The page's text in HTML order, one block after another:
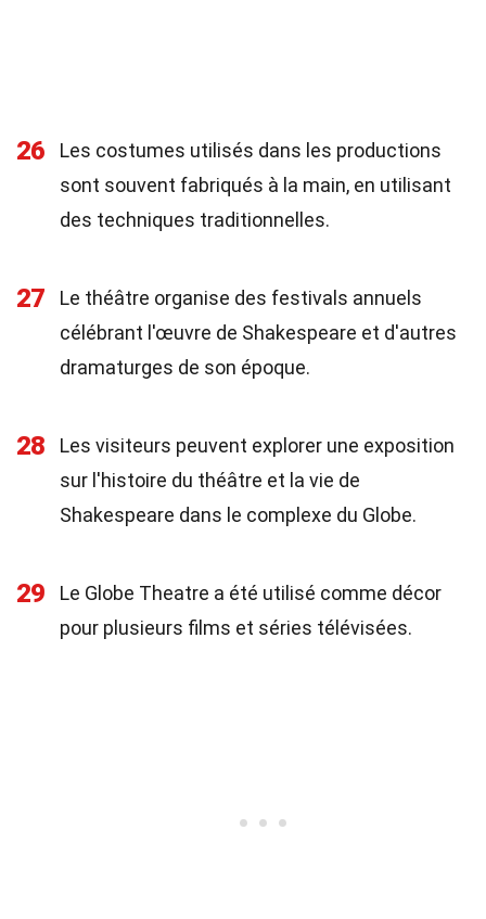
26
Les costumes utilisés dans les productions
sont souvent fabriqués à la main, en utilisant
des techniques traditionnelles.
27
Le théâtre organise des festivals annuels
célébrant l'œuvre de Shakespeare et d'autres
dramaturges de son époque.
28
Les visiteurs peuvent explorer une exposition
sur l'histoire du théâtre et la vie de
Shakespeare dans le complexe du Globe.
29
Le Globe Theatre a été utilisé comme décor
pour plusieurs films et séries télévisées.